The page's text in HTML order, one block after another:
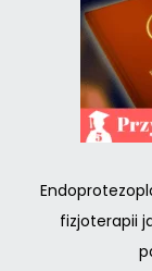
fizjoterapii